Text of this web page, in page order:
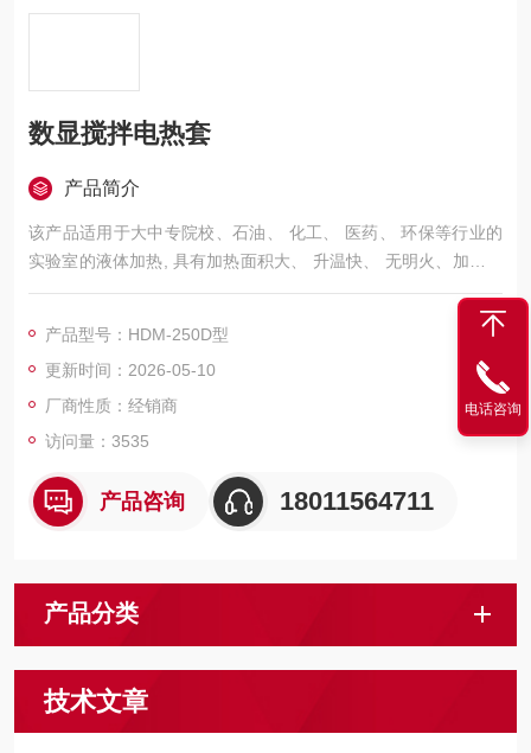
数显搅拌电热套
产品简介
该产品适用于大中专院校、石油、 化工、 医药、 环保等行业的
实验室的液体加热, 具有加热面积大、 升温快、 无明火、加热均
匀、 轻便、 安全节约能源、 不易碰伤玻璃器等优点, 该产品各种
产品型号：HDM-250D型
更新时间：2026-05-10
厂商性质：经销商
访问量：3535
产品咨询 18011564711
产品分类
技术文章
电话咨询